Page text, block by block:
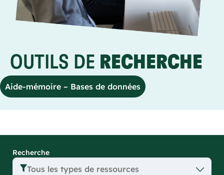
OUTILS DE RECHERCHE
Aide-mémoire – Bases de données
Recherche
Tous les types de ressources